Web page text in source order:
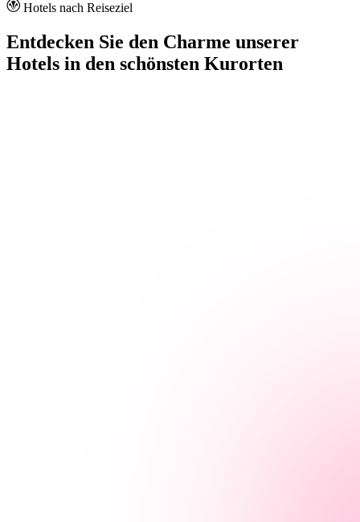
Hotels nach Reiseziel
Entdecken Sie den Charme unserer
Hotels in den schönsten Kurorten